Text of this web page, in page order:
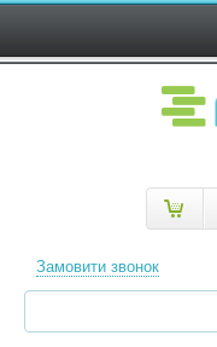
Замовити звонок